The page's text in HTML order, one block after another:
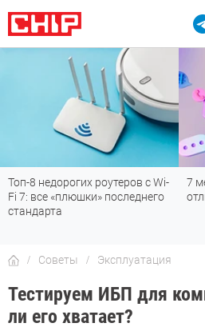
Топ-8 недорогих роутеров с Wi-
Fi 7: все «плюшки» последнего
стандарта
7
Советы Эксплуатация
Тестируем ИБП для
ли его хватает?